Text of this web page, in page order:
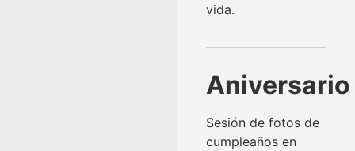
vida.
Sesión de fotos de
cumpleaños en